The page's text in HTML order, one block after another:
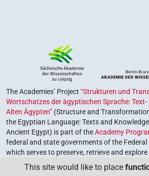
The Academies’ Project “Strukturen und
Wortschatzes der ägyptischen Sprache:
Alten Ägypten” (Structure and
the Egyptian Language: Texts and
Ancient Egypt) is part of theAcademy
federal and state governments of the Federal
which serves to preserve, retrieve and
The program is coordinated by the
Union of
of Sciences and Humanities
This site would like to place